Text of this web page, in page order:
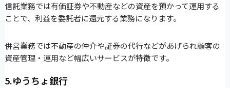
信託業務では有価証券や不動産などの資産を預かって運用する
ことで、利益を委託者に還元する業務になります。
併営業務では不動産の仲介や証券の代行などがあげられ顧客の
資産管理・運用など幅広いサービスが特徴です。
5.ゆうちょ銀行